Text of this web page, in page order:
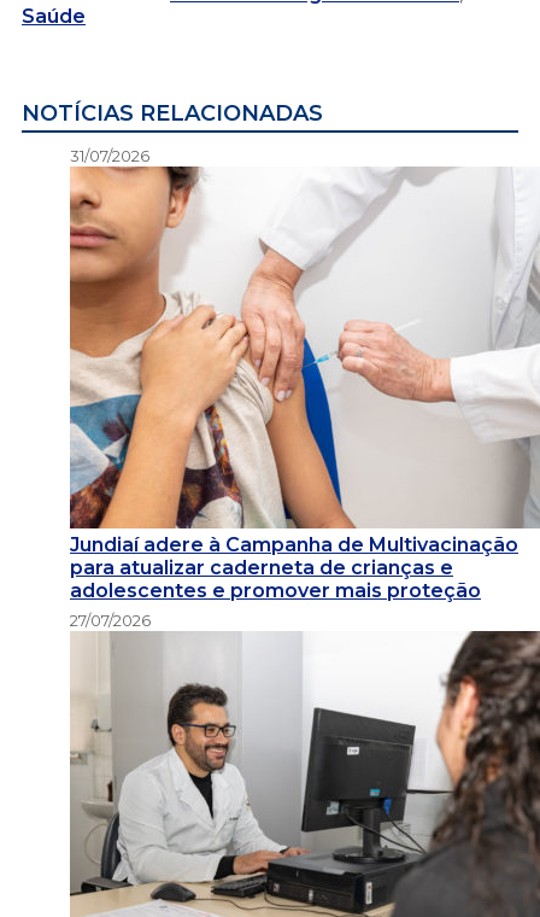
Saúde
NOTÍCIAS RELACIONADAS
31/07/2026
Jundiaí adere à Campanha de Multivacinação
para atualizar caderneta de crianças e
adolescentes e promover mais proteção
27/07/2026